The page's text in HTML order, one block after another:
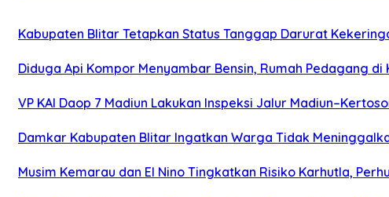
Kabupaten Blitar Tetapkan Status Tanggap Darurat
Diduga Api Kompor Menyambar Bensin, Rumah Pedagang
VP KAI Daop 7 Madiun Lakukan Inspeksi Jalur
Damkar Kabupaten Blitar Ingatkan Warga Tidak
Musim Kemarau dan El Nino Tingkatkan Risiko Karhutla,